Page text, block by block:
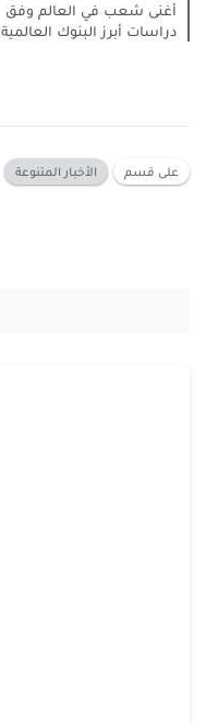
أغنى شعب في العالم وفق
دراسات أبرز البنوك العالمية
على قسم الأخبار المتنوعة